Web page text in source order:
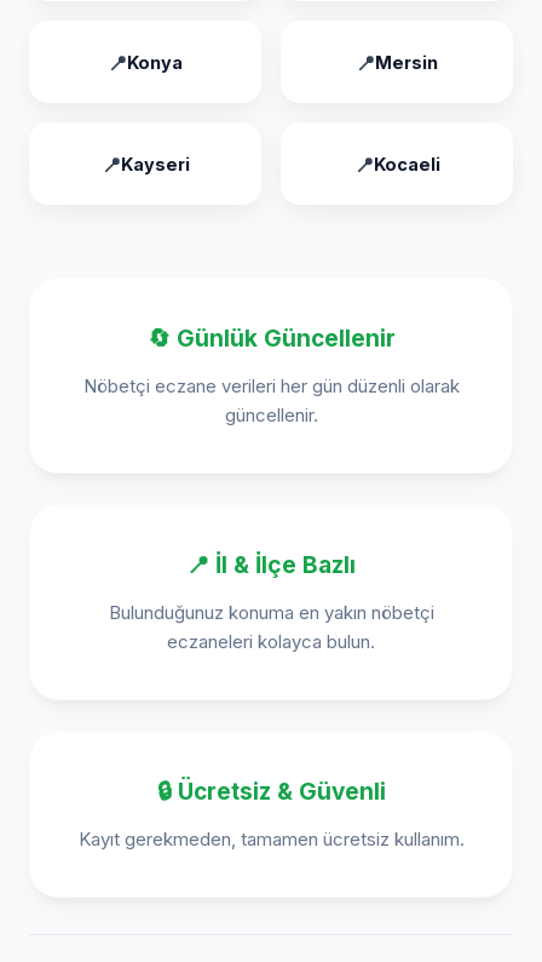
Konya Mersin
Kayseri Kocaeli
🔄 Günlük Güncellenir
Nöbetçi eczane verileri her gün düzenli olarak
güncellenir.
📍 İl & İlçe Bazlı
Bulunduğunuz konuma en yakın nöbetçi
eczaneleri kolayca bulun.
🔒 Ücretsiz & Güvenli
Kayıt gerekmeden, tamamen ücretsiz kullanım.